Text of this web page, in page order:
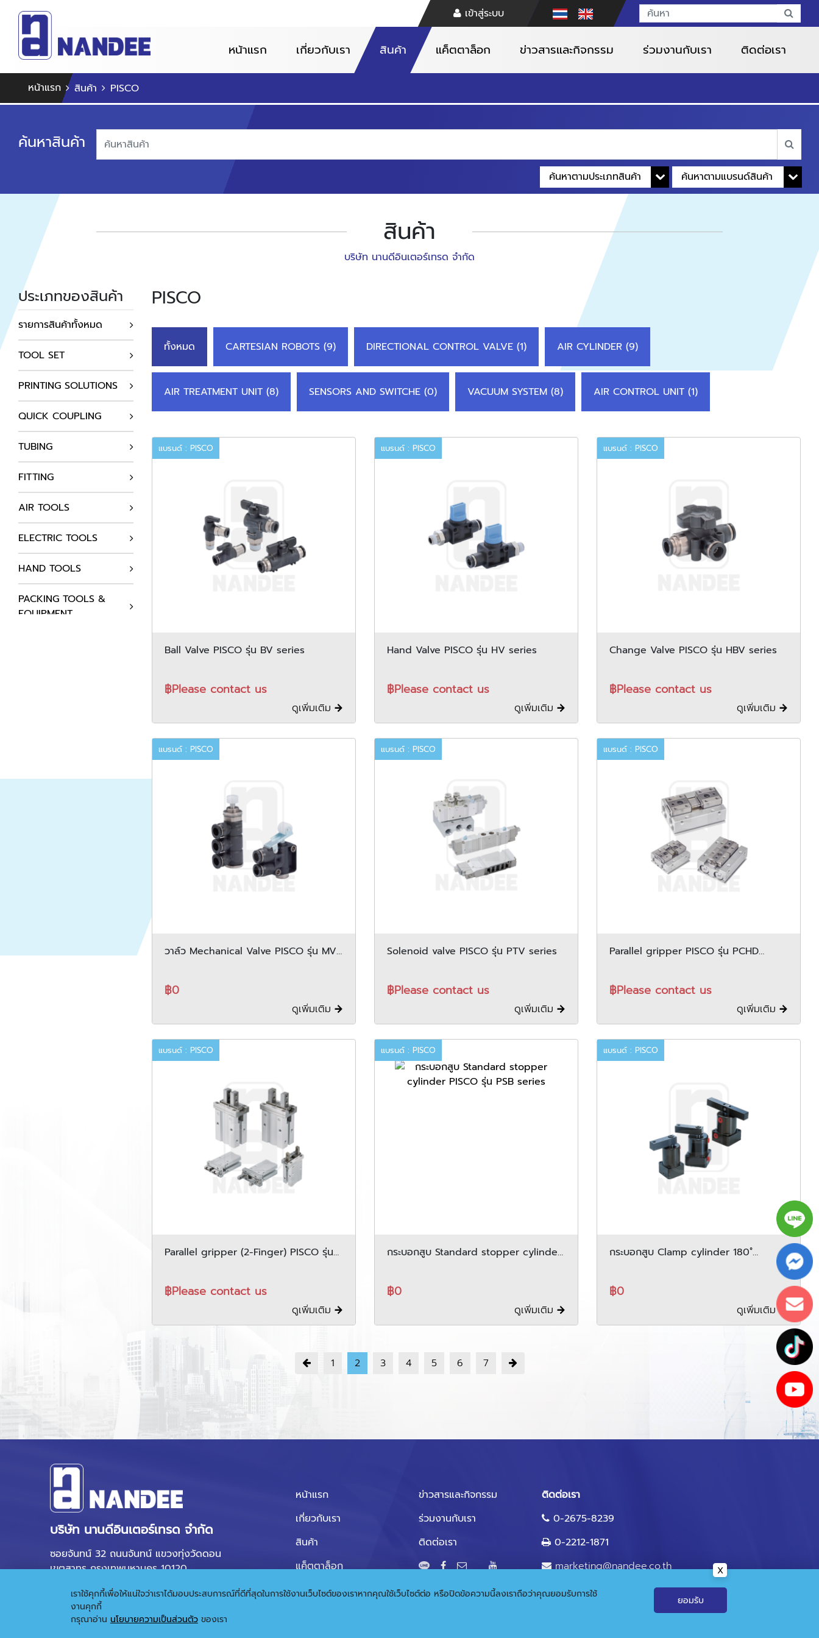
เข้าสู่ระบบ
หน้าแรก เกี่ยวกับเรา สินค้า แค็ตตาล็อก ข่าวสารและกิจกรรม ร่วมงานกับเรา ติดต่อเรา
หน้าแรก สินค้า PISCO
ค้นหาสินค้า
สินค้า
บริษัท นานดีอินเตอร์เทรด จำกัด
ประเภทของสินค้า
รายการสินค้าทั้งหมด
TOOL SET
PRINTING SOLUTIONS
QUICK COUPLING
TUBING
FITTING
AIR TOOLS
ELECTRIC TOOLS
HAND TOOLS
PACKING TOOLS &
EQUIPMENT
SUPPLIES
PISCO
ทั้งหมด CARTESIAN ROBOTS (9) DIRECTIONAL CONTROL VALVE (1) AIR CYLINDER (9)
AIR TREATMENT UNIT (8) SENSORS AND SWITCHE (0) VACUUM SYSTEM (8) AIR CONTROL UNIT (1)
แบรนด์ : PISCO
Ball Valve PISCO รุ่น BV series
฿Please contact us
ดูเพิ่มเติม
แบรนด์ : PISCO
Hand Valve PISCO รุ่น HV series
฿Please contact us
ดูเพิ่มเติม
แบรนด์ : PISCO
Change Valve PISCO รุ่น HBV series
฿Please contact us
ดูเพิ่มเติม
แบรนด์ : PISCO
วาล์ว Mechanical Valve PISCO รุ่น MV
฿0
ดูเพิ่มเติม
แบรนด์ : PISCO
Solenoid valve PISCO รุ่น PTV series
฿Please contact us
ดูเพิ่มเติม
แบรนด์ : PISCO
Parallel gripper PISCO รุ่น PCHD
฿Please contact us
ดูเพิ่มเติม
แบรนด์ : PISCO
Parallel gripper (2-Finger) PISCO รุ่น
฿Please contact us
ดูเพิ่มเติม
แบรนด์ : PISCO
กระบอกสูบ Standard stopper cylinder
฿0
ดูเพิ่มเติม
แบรนด์ : PISCO
กระบอกสูบ Clamp cylinder 180˚
฿0
ดูเพิ่มเติม
1 2 3 4 5 6 7
บริษัท นานดีอินเตอร์เทรด จำกัด
ซอยจันทน์ 32 ถนนจันทน์ แขวงทุ่งวัดดอน
เขตสาทร กรุงเทพมหานคร 10120
หน้าแรก
เกี่ยวกับเรา
สินค้า
แค็ตตาล็อก
ข่าวสารและกิจกรรม
ร่วมงานกับเรา
ติดต่อเรา
ติดต่อเรา
0-2675-8239
0-2212-1871
marketing@nandee.co.th
© 2020 Copyright:
เราใช้คุกกี้เพื่อให้แน่ใจว่าเราได้มอบประสบการณ์ที่ดีที่สุดในการใช้งานเว็บไซต์ของเราหากคุณใช้เว็บไซต์ต่อ หรือปิดข้อความนี้ลงเราถือว่าคุณยอมรับการใช้
งานคุกกี้
กรุณาอ่าน นโยบายความเป็นส่วนตัวของเรา
ยอมรับ